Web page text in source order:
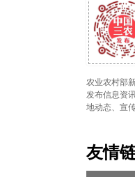
农业农村部
发布信息资
地动态、宣
友情